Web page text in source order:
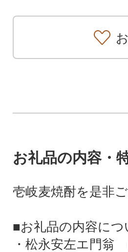
お礼品の内容・
壱岐麦焼酎を是非
■お礼品の内容につ
・松永安左エ門翁